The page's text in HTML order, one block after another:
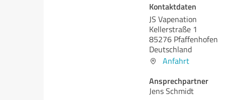
Kontaktdaten
JS Vapenation
Kellerstraße 1
85276 Pfaffenhofen
Deutschland
Anfahrt
Ansprechpartner
Jens Schmidt